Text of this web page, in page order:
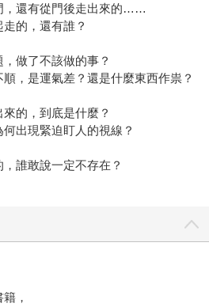
，還有從門後走出來的……
的，還有誰？
做了不該做的事？
，是運氣差？還是什麼東西作祟？
的，到底是什麼？
出現緊迫盯人的視線？
誰敢說一定不存在？
，